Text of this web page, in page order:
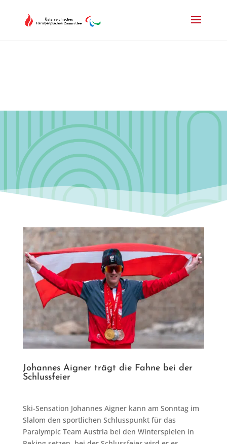
Johannes Aigner trägt die Fahne bei der
Schlussfeier
Ski-Sensation Johannes Aigner kann am Sonntag im
Slalom den sportlichen Schlusspunkt für das
Paralympic Team Austria bei den Winterspielen in